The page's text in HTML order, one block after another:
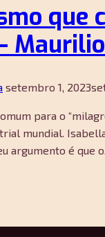
que
setembro 1, 2023
para o
mundial.
argumento é que